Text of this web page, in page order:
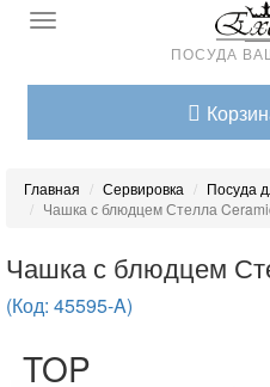
ПОСУДА
Главная Сервировка Посуда
Чашка с блюдцем Стелла
Чашка с блюдцем
(Код: 45595-A)
TOP